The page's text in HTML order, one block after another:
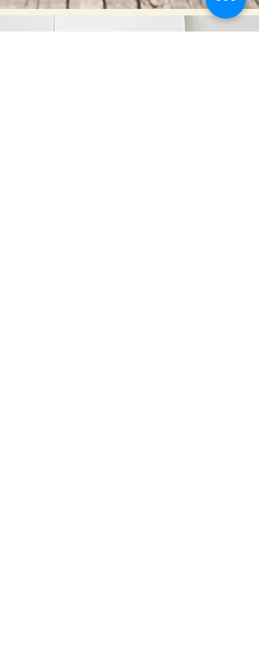
偶到服務、親子遊戲閣、書籍及報刊
發展，一般諮詢服務、興趣班